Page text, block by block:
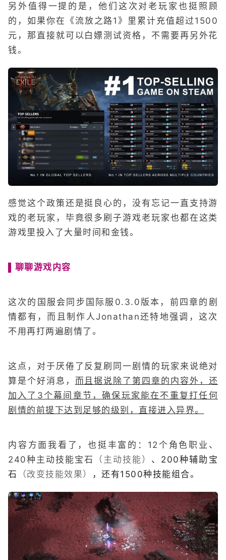
另外值得一提的是，他们这次对老玩家也挺照顾
的，如果你在《流放之路1》里累计充值超过1500
元，那直接就可以白嫖测试资格，不需要再另外花
钱。
感觉这个政策还是挺良心的，没有忘记一直支持游
戏的老玩家，毕竟很多刷子游戏老玩家也都在这类
游戏里投入了大量时间和金钱。
▌聊聊游戏内容
这次的国服会同步国际服0.3.0版本，前四章的剧
情都有，而且制作人Jonathan还特地强调，这次
不用再打两遍剧情了。
这点，对于厌倦了反复刷同一剧情的玩家来说绝对
算是个好消息， 而且据说除了第四章的内容外，还
加入了3个幕间章节，确保玩家能在不重复打任何
剧情的前提下达到足够的级别，直接进入异界。
内容方面我看了，也挺丰富的：12个角色职业、
240种主动技能宝石
（主动技能） 、200种辅助宝
石
（改变技能效果） ，还有1500种技能组合。